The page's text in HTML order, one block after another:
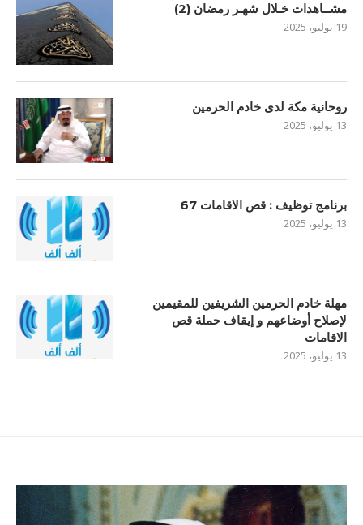
مشــاهدات خـلال شهـر رمضان (2)
19 يوليو، 2025
روحانية مكة لدى خادم الحرمين
13 يوليو، 2025
برنامج توظيف : قص الاقامات 67
13 يوليو، 2025
مهلة خادم الحرمين الشريفين للمقيمين
لإصلاح أوضاعهم و إيقاف حملة قص
الاقامات
13 يوليو، 2025